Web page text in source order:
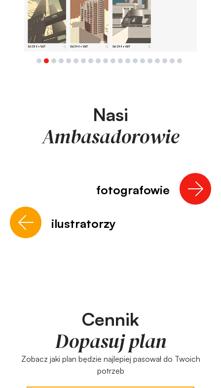
Nasi
Ambasadorowie
fotografowie
ilustratorzy
Cennik
Dopasuj plan
Zobacz jaki plan będzie najlepiej pasował do Twoich
potrzeb